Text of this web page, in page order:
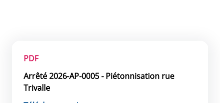
PDF
Arrêté 2026-AP-0005 - Piétonnisation rue
Trivalle